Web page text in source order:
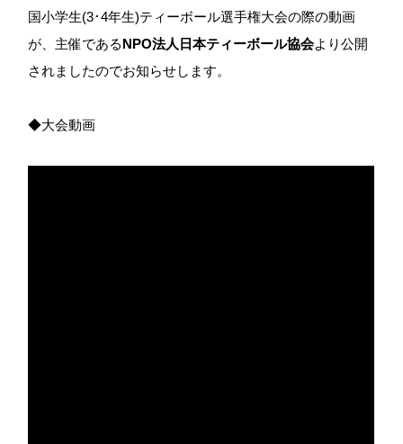
国小学生(3･4年生)ティーボール選手権大会の際の動画
が、主催であるNPO法人日本ティーボール協会より公開
されましたのでお知らせします。
◆大会動画